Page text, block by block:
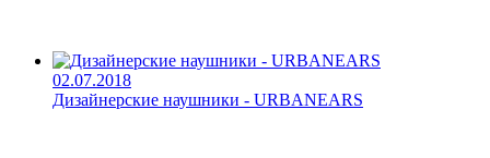
02.07.2018
Дизайнерские наушники - URBANEARS